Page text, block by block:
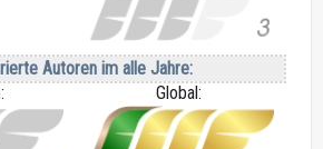
Autoren im alle Jahre:
Global: